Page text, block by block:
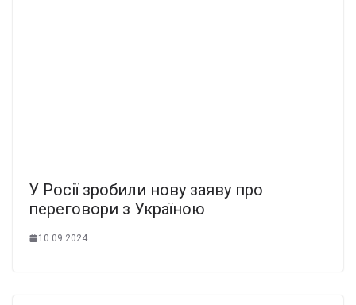
У Росії зробили нову заяву про
переговори з Україною
10.09.2024